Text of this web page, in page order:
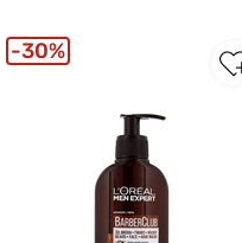
30%